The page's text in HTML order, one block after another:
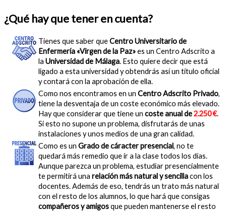
¿Qué hay que tener en cuenta?
Tienes que saber queCentro Universitario de
Enfermería «Virgen de la Paz»es un Centro Adscrito a
la Universidad de Málaga. Esto quiere decir que está
ligado a esta universidad y obtendrás así un título oficial
y contará con la aprobación de ella.
Como nos encontramos en un Centro Adscrito Privado,
tiene la desventaja de un coste económico más elevado.
Hay que considerar que tiene un coste anual de2.250 €.
Si esto no supone un problema, disfrutarás de unas
instalaciones y unos medios de una gran calidad.
Como es un Grado de cáracter presencial, no te
quedará más remedio que ir a la clase todos los días.
Aunque parezca un problema, estudiar presencialmente
te permitirá una relación más natural y sencillacon los
docentes. Además de eso, tendrás un trato más natural
con el resto de los alumnos, lo que hará que consigas
compañeros y amigosque pueden mantenerse el resto